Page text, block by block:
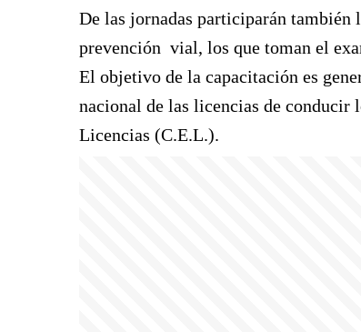
De las jornadas participarán también
prevención vial, los que toman el
El objetivo de la capacitación es
nacional de las licencias de conducir
Licencias (C.E.L.).